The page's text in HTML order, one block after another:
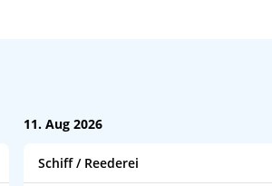
11. Aug 2026
Schiff / Reederei